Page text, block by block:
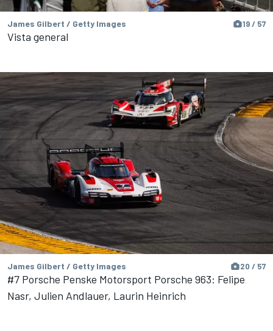
James Gilbert / Getty Images 19 / 57
Vista general
James Gilbert / Getty Images 20 / 57
#7 Porsche Penske Motorsport Porsche 963: Felipe
Nasr, Julien Andlauer, Laurin Heinrich